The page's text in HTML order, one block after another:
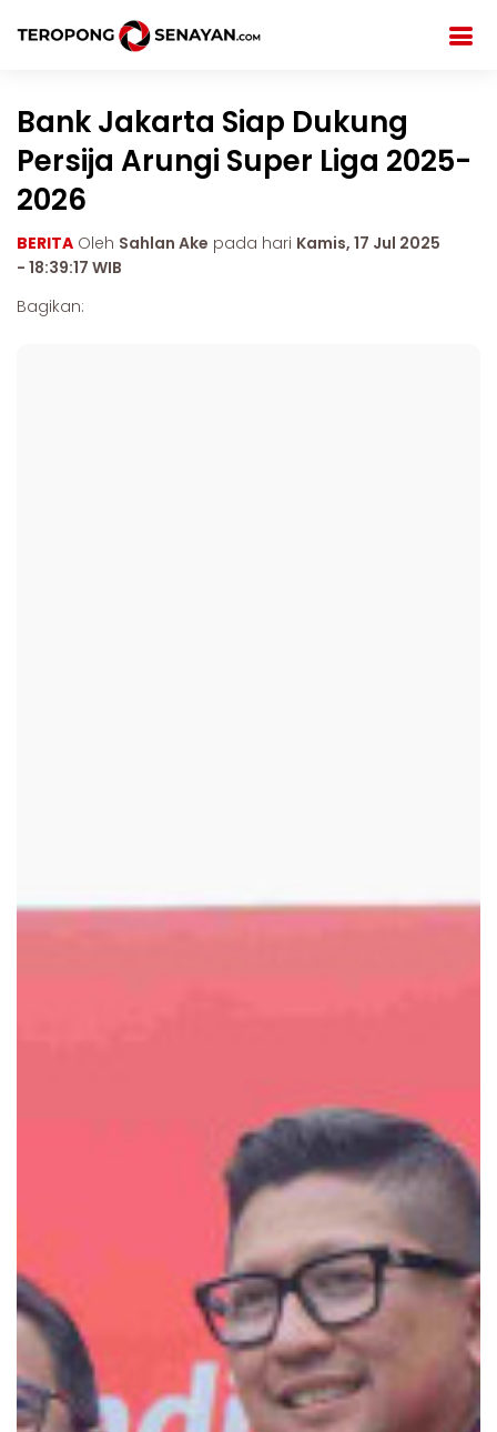
Bank Jakarta Siap Dukung
Persija Arungi Super Liga 2025-
2026
BERITA Oleh Sahlan Ake pada hari Kamis, 17 Jul 2025
- 18:39:17 WIB
Bagikan: